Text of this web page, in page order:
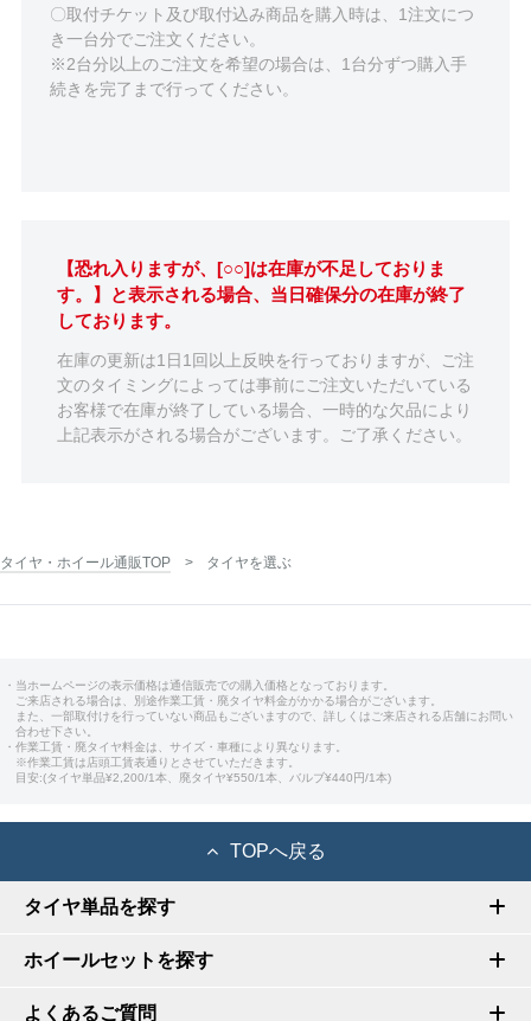
〇取付チケット及び取付込み商品を購入時は、1注文につ
き一台分でご注文ください。
※2台分以上のご注文を希望の場合は、1台分ずつ購入手
続きを完了まで行ってください。
【恐れ入りますが、[○○]は在庫が不足しておりま
す。】と表示される場合、当日確保分の在庫が終了
しております。
在庫の更新は1日1回以上反映を行っておりますが、ご注
文のタイミングによっては事前にご注文いただいている
お客様で在庫が終了している場合、一時的な欠品により
上記表示がされる場合がございます。ご了承ください。
タイヤ・ホイール通販TOP タイヤを選ぶ
・当ホームページの表示価格は通信販売での購入価格となっております。
ご来店される場合は、別途作業工賃・廃タイヤ料金がかかる場合がございます。
また、一部取付けを行っていない商品もございますので、詳しくはご来店される店舗にお問い
合わせ下さい。
・作業工賃・廃タイヤ料金は、サイズ・車種により異なります。
※作業工賃は店頭工賃表通りとさせていただきます。
目安:(タイヤ単品¥2,200/1本、廃タイヤ¥550/1本、バルブ¥440円/1本)
TOPへ戻る
タイヤ単品を探す
ホイールセットを探す
よくあるご質問